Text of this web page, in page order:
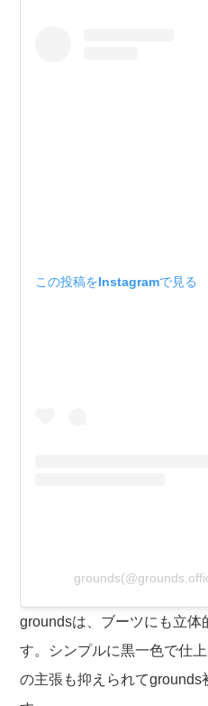
この投稿をInstagramで見る
groundsは、ブーツにも立体
す。シンプルに黒一色で仕
の主張も抑えられて